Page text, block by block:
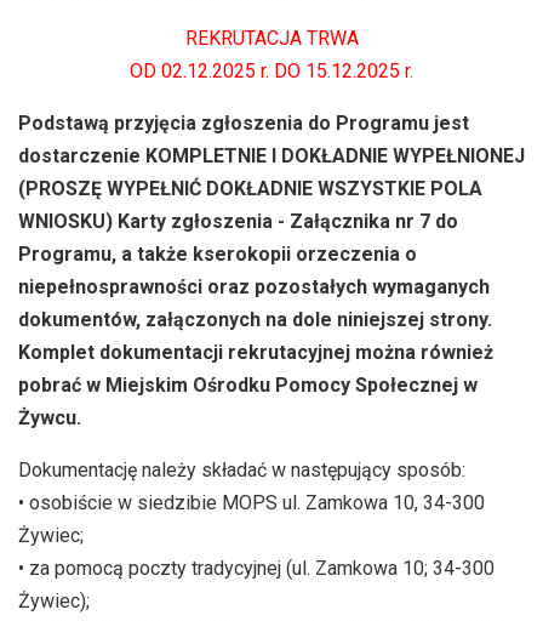
REKRUTACJA TRWA
OD 02.12.2025 r. DO 15.12.2025 r.
Podstawą przyjęcia zgłoszenia do Programu jest
dostarczenie KOMPLETNIE I DOKŁADNIE WYPEŁNIONEJ
(PROSZĘ WYPEŁNIĆ DOKŁADNIE WSZYSTKIE POLA
WNIOSKU) Karty zgłoszenia - Załącznika nr 7 do
Programu, a także kserokopii orzeczenia o
niepełnosprawności oraz pozostałych wymaganych
dokumentów, załączonych na dole niniejszej strony.
Komplet dokumentacji rekrutacyjnej można również
pobrać w Miejskim Ośrodku Pomocy Społecznej w
Żywcu.
Dokumentację należy składać w następujący sposób:
• osobiście w siedzibie MOPS ul. Zamkowa 10, 34-300
Żywiec;
• za pomocą poczty tradycyjnej (ul. Zamkowa 10; 34-300
Żywiec);